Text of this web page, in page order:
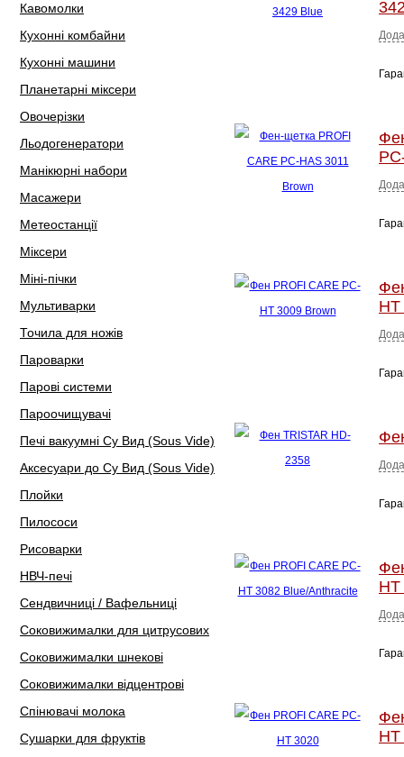
Кавомолки
Кухонні комбайни
Кухонні машини
Планетарні міксери
Овочерізки
Льодогенератори
Манікюрні набори
Масажери
Метеостанції
Міксери
Міні-пічки
Мультиварки
Точила для ножів
Пароварки
Парові системи
Пароочищувачі
Печі вакуумні Су Вид (Sous Vide)
Аксесуари до Су Вид (Sous Vide)
Плойки
Пилососи
Рисоварки
НВЧ-печі
Сендвичниці / Вафельниці
Соковижималки для цитрусових
Соковижималки шнекові
Соковижималки відцентрові
Спінювачі молока
Сушарки для фруктів